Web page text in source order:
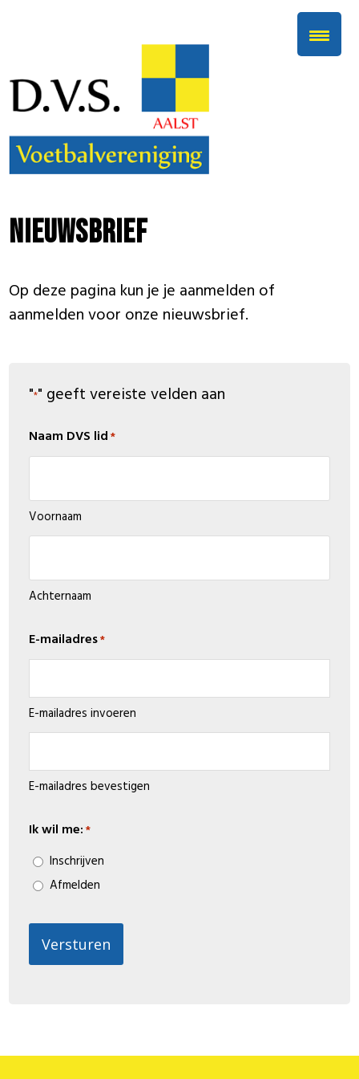
Nieuwsbrief
Op deze pagina kun je je aanmelden of
aanmelden voor onze nieuwsbrief.
"*" geeft vereiste velden aan
Naam DVS lid *
Voornaam
Achternaam
E-mailadres*
E-mailadres invoeren
E-mailadres bevestigen
Ik wil me: *
Inschrijven
Afmelden